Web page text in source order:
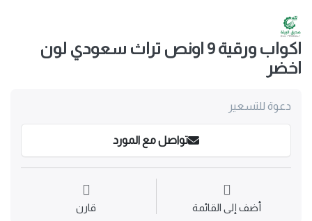
اكواب ورقية 9 اونص تراث سعودي لون
اخضر
دعوة للتسعير
تواصل مع المورد
أضف إلى القائمة قارن